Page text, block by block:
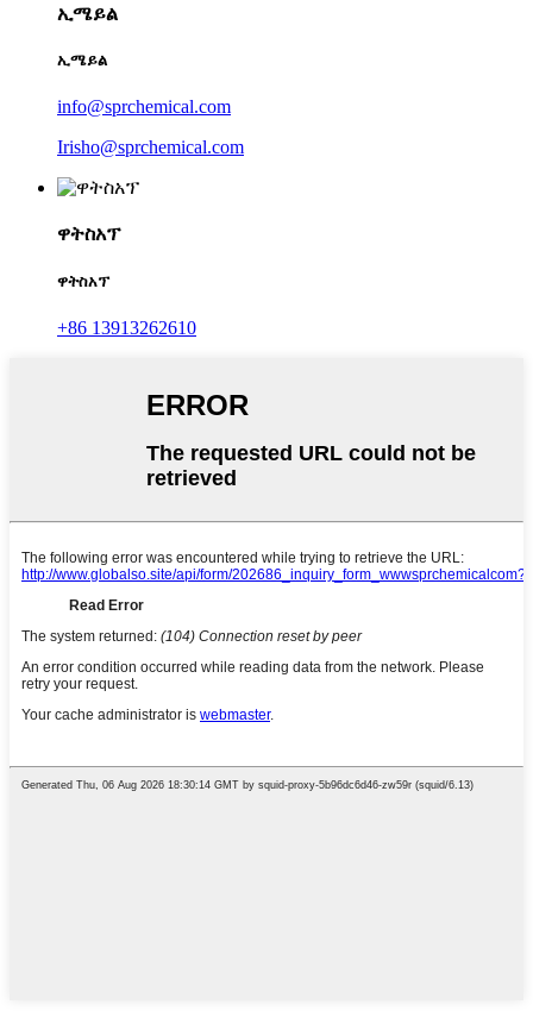
ኢሜይል
ኢሜይል
info@sprchemical.com
Irisho@sprchemical.com
ዋትስአፕ
ዋትስአፕ
+86 13913262610